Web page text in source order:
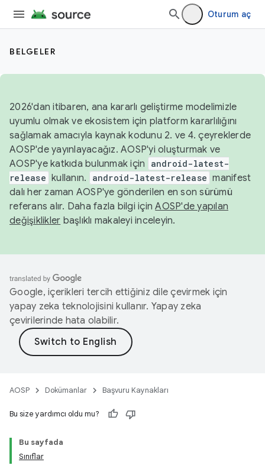
Oturum aç
BELGELER
2026'dan itibaren, ana kararlı geliştirme modelimizle
uyumlu olmak ve ekosistem için platform kararlılığını
sağlamak amacıyla kaynak kodunu 2. ve 4. çeyreklerde
AOSP'de yayınlayacağız. AOSP'yi oluşturmak ve
AOSP'ye katkıda bulunmak için
android-latest-
release kullanın. android-latest-release manifest
dalı her zaman AOSP'ye gönderilen en son sürümü
referans alır. Daha fazla bilgi içinAOSP'de yapılan
değişiklikler başlıklı makaleyi inceleyin.
Google, içerikleri tercih ettiğiniz dile çevirmek için
yapay zeka teknolojisini kullanır. Yapay zeka
çevirilerinde hata olabilir.
AOSP Dokümanlar Başvuru Kaynakları
Bu size yardımcı oldu mu?
Bu sayfada
Sınıflar